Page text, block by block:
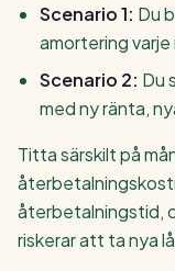
Scenario 1: Du
amortering varje
Scenario 2: Du
med ny ränta,
Titta särskilt på
återbetalningstid,
riskerar att ta nya